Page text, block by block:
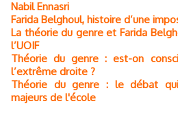
Nabil Ennasri
Farida Belghoul, histoire d’une
La théorie du genre et Farida
l’UOIF
Théorie du genre : est-on
l’extrême droite ?
Théorie du genre : le débat
majeurs de l'école